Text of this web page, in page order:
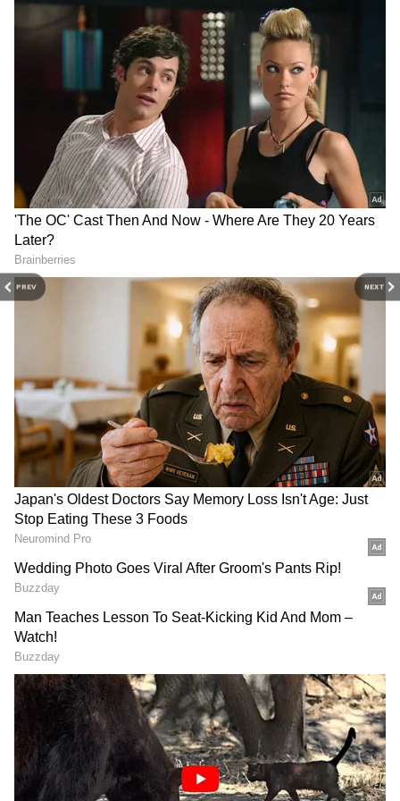
PREV NEXT
1.28 கோடி பங்குகள் தகுதிவாய்ந்த நிறுவன
முதலீ்ட்டாளர்களுக்கு
ஒதுக்கப்பட்டநிலையி்ல் அனைத்தும்
விற்பனையானது என்று பங்குசந்தையில்
அளிக்கப்பட்ட புள்ளிவிவரங்களில்
தெரிவிக்கப்பட்டுள்ளது.
அதேசமயம் சில்லறை முதலீட்டாளர்கள்,
நிறுவனத்தின் ஊழியர்கள் மத்தியில்
பங்குகள் விற்பனைக்கு வரவேற்பு இல்லை.
சில்லறை விற்பனைாளர்களுக்கு 2.29 கோடி
பங்குகள் ஒதுக்கப்பட்டன, ஊழியர்களுக்கு
1.60 லட்சம் பங்குகள் ஒதுக்கப்பட்டிருந்தன.
வணிகம்(Business Ideas in Tamil),
(Banking News)
, நிதி, இந்திய
பொருளாதாரம் , உலக சந்தை, பங்கு
சந்தை, முதலீடு உள்ளிட்ட பல்வேறு
தகவல்கள் மற்றும் சமீபத்திய நிதி
செய்திகள் அனைத்தையும் ஏஷ்யாநெட்
தமிழ் நியூஸில் படிக்கலாம்.
RECOMMENDED STORIES
LPG Price Hike: சிலிண்டர்
விலை ரூ.18 உயரப்
போகுதா?
சாமானியர்களுக்கு
அடுத்த ஷாக்!
HRA Rules: கணவன் -
மனைவி ரெண்டு பேருமே
அரசு ஊழியரா? யாருக்கு
HRA கிடைக்கும்? அரசின்
விளக்கம் இதோ!